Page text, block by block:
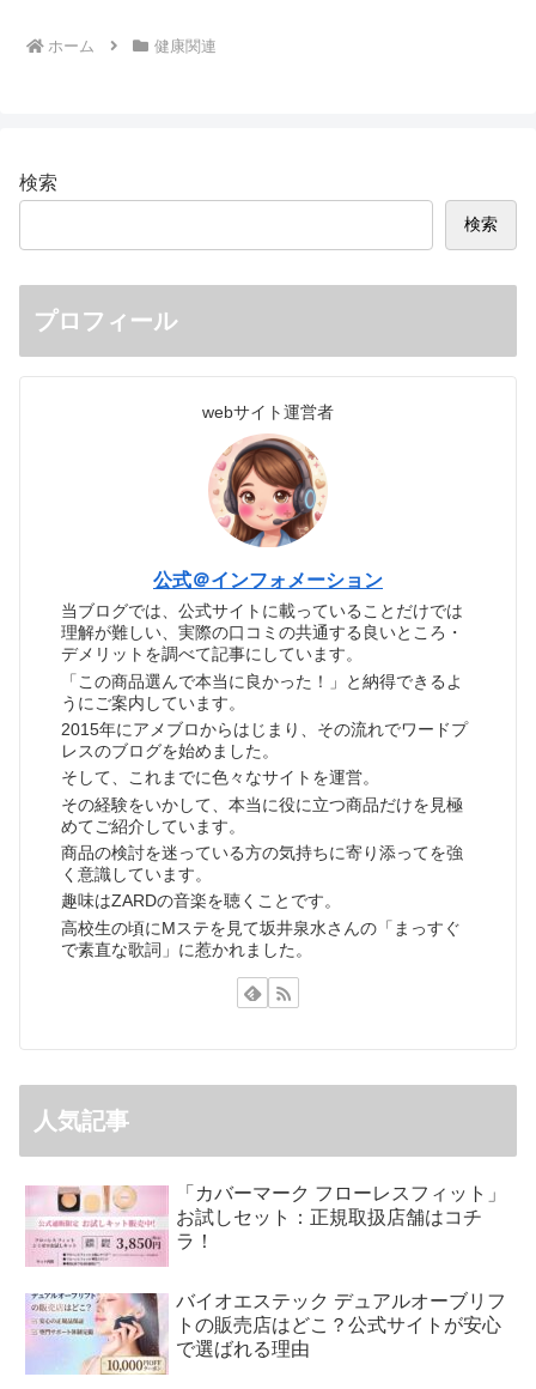
ホーム 健康関連
検索
検索
プロフィール
webサイト運営者
公式＠インフォメーション
当ブログでは、公式サイトに載っていることだけでは
理解が難しい、実際の口コミの共通する良いところ・
デメリットを調べて記事にしています。
「この商品選んで本当に良かった！」と納得できるよ
うにご案内しています。
2015年にアメブロからはじまり、その流れでワードプ
レスのブログを始めました。
そして、これまでに色々なサイトを運営。
その経験をいかして、本当に役に立つ商品だけを見極
めてご紹介しています。
商品の検討を迷っている方の気持ちに寄り添ってを強
く意識しています。
趣味はZARDの音楽を聴くことです。
高校生の頃にMステを見て坂井泉水さんの「まっすぐ
で素直な歌詞」に惹かれました。
人気記事
「カバーマーク フローレスフィット」
お試しセット：正規取扱店舗はコチ
ラ！
バイオエステック デュアルオーブリフ
トの販売店はどこ？公式サイトが安心
で選ばれる理由